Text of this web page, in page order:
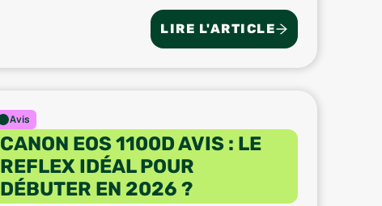
LIRE L'ARTICLE
Avis
CANON EOS 1100D AVIS : LE
REFLEX IDÉAL POUR
DÉBUTER EN 2026 ?